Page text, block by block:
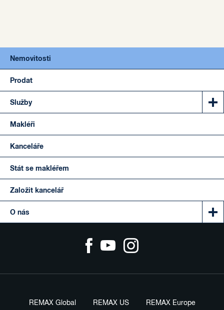
Nemovitosti
Prodat
Služby
Makléři
Kanceláře
Stát se makléřem
Založit kancelář
O nás
REMAX Global REMAX US REMAX Europe